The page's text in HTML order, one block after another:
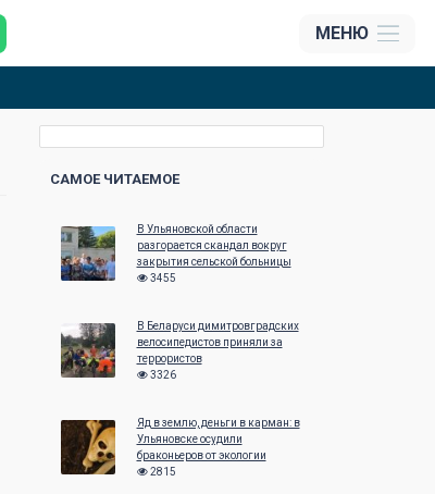
МЕНЮ
Август 2021
Вт Ср Чт Пт
1
3 4 5 6
17 18 19 20 21 22
САМОЕ ЧИТАЕМОЕ
В Ульяновской области
разгорается скандал вокруг
закрытия сельской больницы
3455
В Беларуси димитровградских
велосипедистов приняли за
террористов
3326
Яд в землю, деньги в карман: в
Ульяновске осудили
браконьеров от экологии
2815